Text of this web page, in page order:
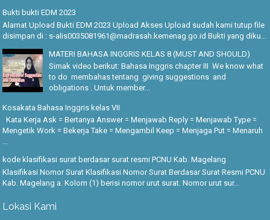
Bukti bukti EDM 2023
Alamat Upload Bukti EDM 2023 Upload Akses Upload sudah kami tutup file
disimpan di : s-alis0035081961@madrasah.kemenag.go.id Bukti yang diku...
MATERI BAHASA INGGRIS KELAS 8 (MUST AND SHOULD)
Simak video berikut: Bahasa Inggris chapter III We know what
to do membahas tentang giving suggestions and
obligations . Untuk member...
Kosakata Bahasa Inggris kelas VII
Kata Kerja Ask = Bertanya Answer = Menjawab Reply = Menjawab Type =
Mengetik Work = Bekerja Take = Mengambil Keep = Menjaga Put = Menaruh
...
kode klasifikasi surat berdasar surat resmi PCNU Kab. Magelang
Klasifikasi Nomor Surat Klasifikasi Nomor Surat Berdasar Surat Resmi PCNU
Kab. Magelang a. Kolom (1) berisi nomor urut surat. Nomor urut sur...
Lokasi Kami